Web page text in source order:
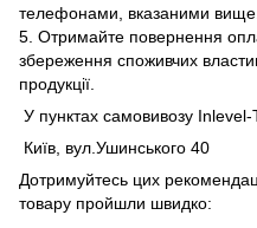
телефонами, вказаними
5. Отримайте повернення
збереження споживчих
продукції.
У пунктах самовивозу
Київ, вул.Ушинського 40
Дотримуйтесь цих
товару пройшли швидко: